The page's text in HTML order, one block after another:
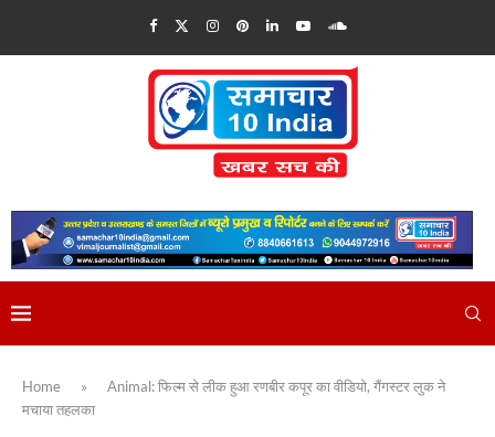
Home »
Animal: फिल्म से लीक हुआ रणबीर कपूर का वीडियो, गैंगस्टर लुक ने
मचाया तहलका